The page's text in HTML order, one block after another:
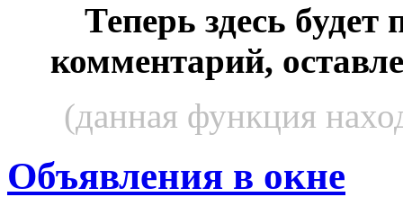
Теперь здесь будет
комментарий,
(данная функция
Объявления в окне